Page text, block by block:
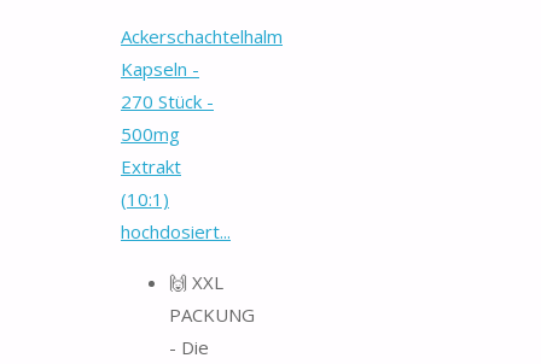
Ackerschachtelhalm
Kapseln -
270 Stück -
500mg
Extrakt
(10:1)
hochdosiert...
🙌 XXL
PACKUNG
- Die